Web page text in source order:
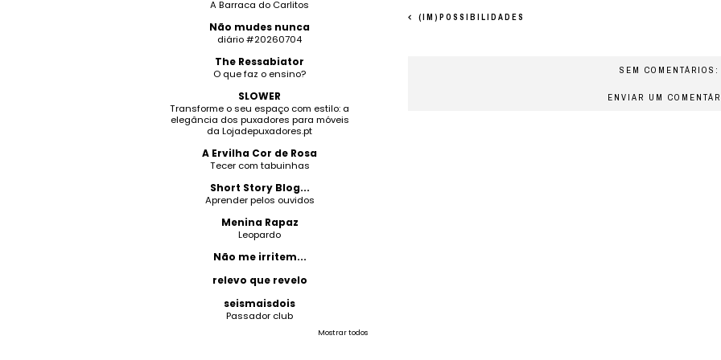
(IM)POSSIBILIDADES
SEM COMENTÁRIOS:
ENVIAR UM
A Barraca do Carlitos
Não mudes nunca
diário #20260704
The Ressabiator
O que faz o ensino?
SLOWER
Transforme o seu espaço com estilo: a
elegância dos puxadores para móveis
da Lojadepuxadores.pt
A Ervilha Cor de Rosa
Tecer com tabuinhas
Short Story Blog...
Aprender pelos ouvidos
Menina Rapaz
Leopardo
Não me irritem...
relevo que revelo
seismaisdois
Passador club
Mostrar todos